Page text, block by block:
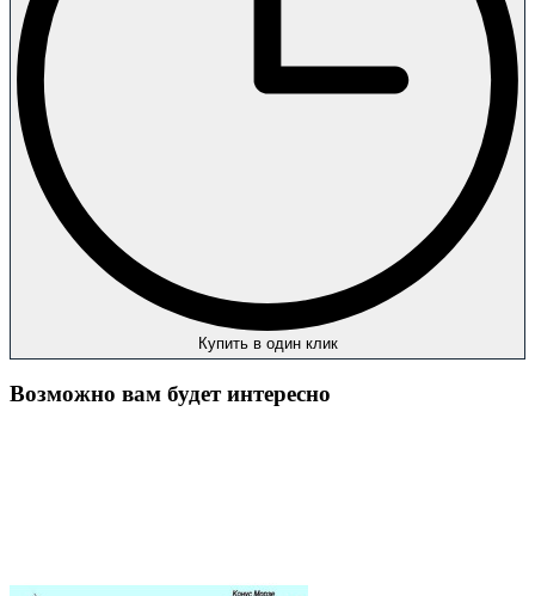
Купить в один клик
Возможно вам будет интересно